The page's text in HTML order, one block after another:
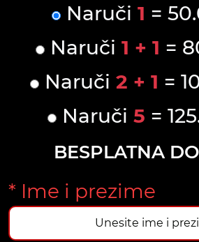
Naruči 1 =
Naruči 1 + 1 =
Naruči 2 + 1 =
Naruči 5 =
BESPLATNA
* Ime i prezime